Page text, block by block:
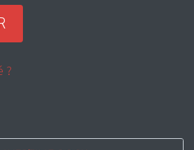
?